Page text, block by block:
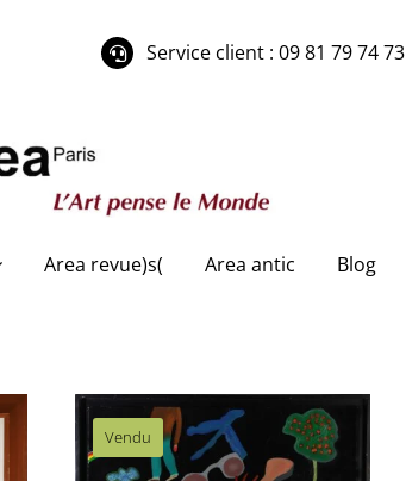
Service client : 09 81 79 74 73
Area revue)s( Area antic Blog
Vendu